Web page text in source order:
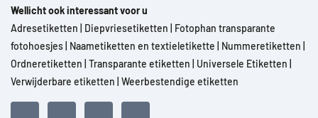
Wellicht ook interessant voor u
Adresetiketten
Diepvriesetiketten
Fotophan transparante
fotohoesjes Naametiketten en textieletikette Nummeretiketten
Ordneretiketten Transparante etiketten Universele Etiketten
Verwijderbare etiketten Weerbestendige etiketten